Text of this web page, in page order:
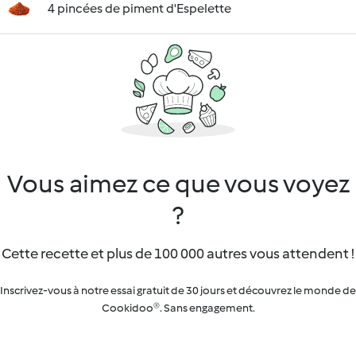
4 pincées de piment d'Espelette
Vous aimez ce que vous voyez
?
Cette recette et plus de 100 000 autres vous attendent !
Inscrivez-vous à notre essai gratuit de 30 jours et découvrez le monde de
Cookidoo®. Sans engagement.